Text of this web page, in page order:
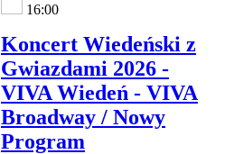
16:00
Koncert Wiedeński z
Gwiazdami 2026 -
VIVA Wiedeń - VIVA
Broadway / Nowy
Program